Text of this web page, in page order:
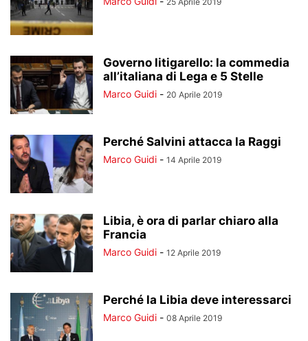
Governo litigarello: la commedia
all’italiana di Lega e 5 Stelle
Marco Guidi - 20 Aprile 2019
Perché Salvini attacca la Raggi
Marco Guidi - 14 Aprile 2019
Libia, è ora di parlar chiaro alla
Francia
Marco Guidi - 12 Aprile 2019
Perché la Libia deve interessarci
Marco Guidi - 08 Aprile 2019